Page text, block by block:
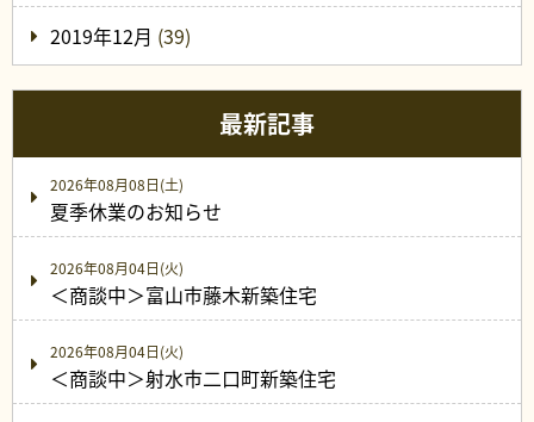
2019年12月 (39)
最新記事
2026年08月08日(土)
夏季休業のお知らせ
2026年08月04日(火)
＜商談中＞富山市藤木新築住宅
2026年08月04日(火)
＜商談中＞射水市二口町新築住宅